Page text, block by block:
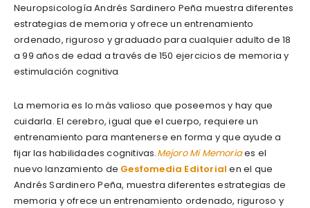
Neuropsicología Andrés Sardinero Peña muestra diferentes
estrategias de memoria y ofrece un entrenamiento
ordenado, riguroso y graduado para cualquier adulto de 18
a 99 años de edad a través de 150 ejercicios de memoria y
estimulación cognitiva
La memoria es lo más valioso que poseemos y hay que
cuidarla. El cerebro, igual que el cuerpo, requiere un
entrenamiento para mantenerse en forma y que ayude a
fijar las habilidades cognitivas.Mejoro Mi Memoriaes el
nuevo lanzamiento de Gesfomedia Editorial en el que
Andrés Sardinero Peña, muestra diferentes estrategias de
memoria y ofrece un entrenamiento ordenado, riguroso y